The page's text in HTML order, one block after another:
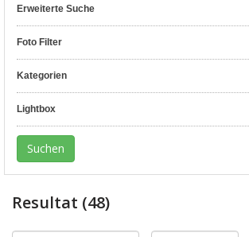
Erweiterte Suche
Foto Filter
Kategorien
Lightbox
Resultat (48)